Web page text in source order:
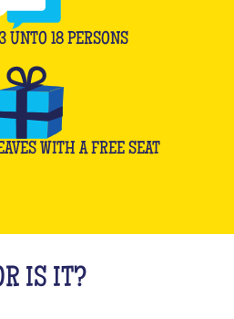
UNTO 18 PERSONS
WITH A FREE SEAT
IS IT?